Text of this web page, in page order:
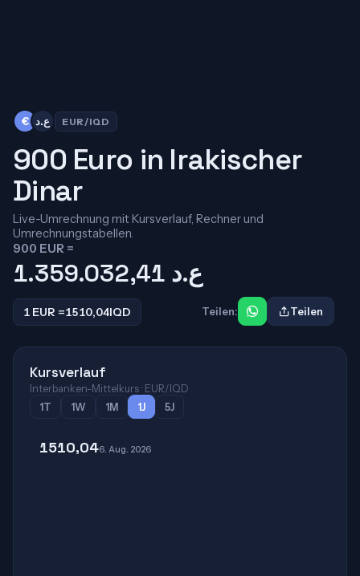
€ ع.د EUR/IQD
900 Euro in Irakischer
Dinar
Live-Umrechnung mit Kursverlauf, Rechner und
Umrechnungstabellen.
900 EUR =
1.359.032,41 ع.د
1 EUR =1510,04IQD Teilen: Teilen
Kursverlauf
Interbanken-Mittelkurs · EUR/IQD
1T
1W 1M 1J 5J
1510,046. Aug. 2026